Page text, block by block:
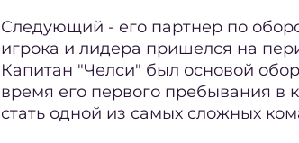
Следующий - его партнер по
игрока и лидера пришелся на
Капитан "Челси" был основой
время его первого пребывания в
стать одной из самых сложных